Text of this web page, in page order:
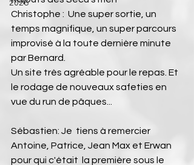
2026
Christophe :  Une super sortie, un
temps magnifique, un super parcours
improvisé à la toute dernière minute
par Bernard.
Un site très agréable pour le repas. Et
le rodage de nouveaux safeties en
vue du run de pâques...
Sébastien: Je  tiens à remercier
Antoine, Patrice, Jean Max et Erwan
pour qui c'était  la première sous le